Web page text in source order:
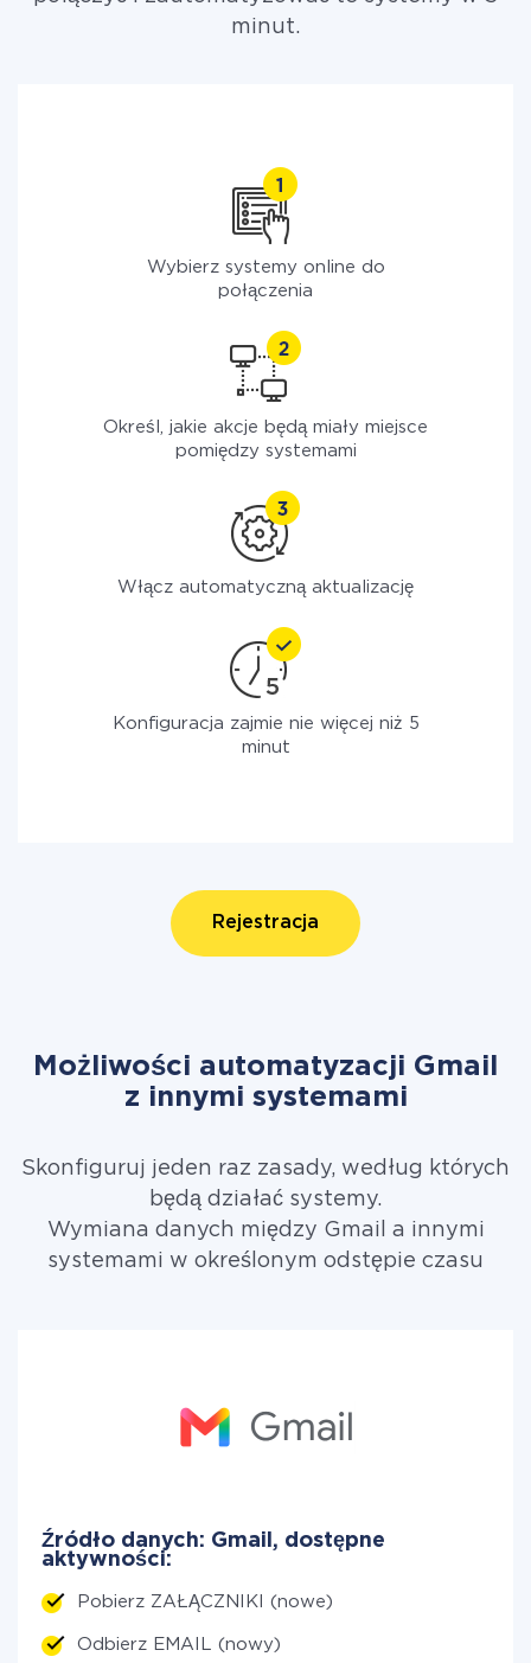
minut.
Wybierz systemy online do
połączenia
Określ, jakie akcje będą miały miejsce
pomiędzy systemami
Włącz automatyczną aktualizację
Konfiguracja zajmie nie więcej niż 5
minut
Rejestracja
Możliwości automatyzacji Gmail
z innymi systemami
Skonfiguruj jeden raz zasady, według których
będą działać systemy.
Wymiana danych między Gmail a innymi
systemami w określonym odstępie czasu
Źródło danych: Gmail, dostępne
aktywności:
Pobierz ZAŁĄCZNIKI (nowe)
Odbierz EMAIL (nowy)